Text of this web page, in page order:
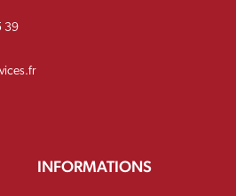
39
INFORMATIONS